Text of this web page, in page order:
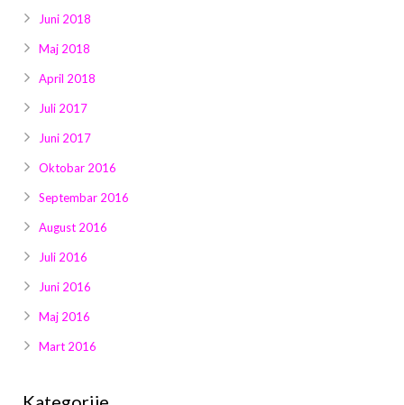
Juni 2018
Maj 2018
April 2018
Juli 2017
Juni 2017
Oktobar 2016
Septembar 2016
August 2016
Juli 2016
Juni 2016
Maj 2016
Mart 2016